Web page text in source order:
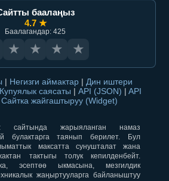
баалаңыз
4.7 ★
Баалагандар: 425
★ ★ ★ ★
| Негизги аймактар | Дин иштери
Купуялык саясаты | API (JSON) | API
Сайтка жайгаштыруу (Widget)
сайтында жарыяланган намаз
булактарга таянып берилет. Бул
максатта сунушталат жана
тактыгы толук кепилденбейт.
эсептөө ыкмасына, мезгилдик
жаңыртууларга байланыштуу